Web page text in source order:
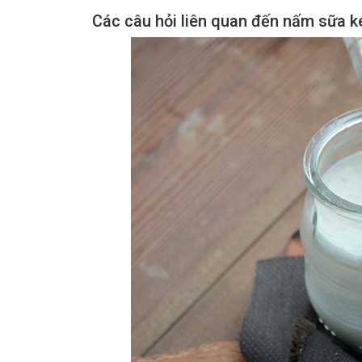
Các câu hỏi liên quan đến nấm sữa